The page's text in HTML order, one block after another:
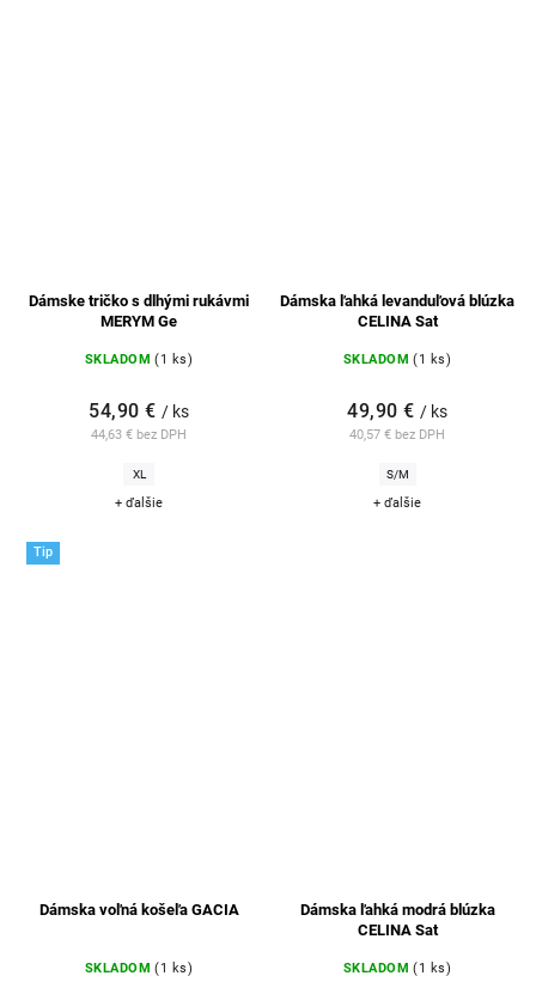
Dámske tričko s dlhými rukávmi
MERYM Ge
SKLADOM (1 ks)
44,63 € bez DPH
54,90 € / ks
XL
+ ďalšie
Dámska ľahká levanduľová blúzka
CELINA Sat
SKLADOM (1 ks)
40,57 € bez DPH
49,90 € / ks
S/M
+ ďalšie
Tip
Dámska voľná košeľa GACIA
SKLADOM (1 ks)
Dámska ľahká modrá blúzka
CELINA Sat
SKLADOM (1 ks)